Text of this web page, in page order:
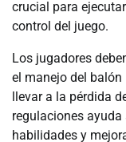
crucial para
control del juego.
Los jugadores
el manejo del
llevar a la pérdida
regulaciones
habilidades y